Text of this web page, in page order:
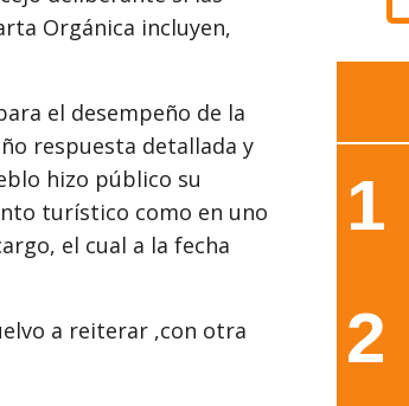
Orgánica incluyen,
el desempeño de la
respuesta detallada y
hizo público su
turístico como en uno
el cual a la fecha
a reiterar ,con otra
1
2